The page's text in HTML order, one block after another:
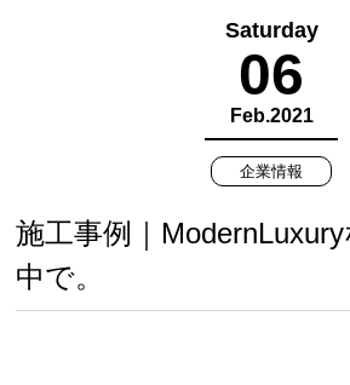
Saturday
06
Feb.2021
企業情報
施工事例｜
中で。